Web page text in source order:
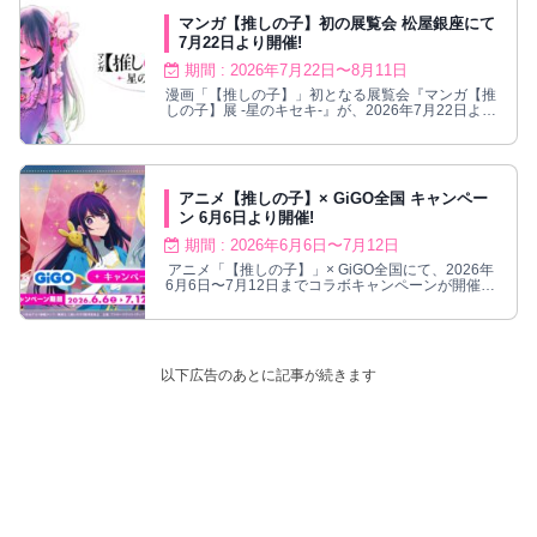
マンガ【推しの子】初の展覧会 松屋銀座にて
7月22日より開催!
期間 : 2026年7月22日〜8月11日
漫画「【推しの子】」初となる展覧会『マンガ【推
しの子】展 -星のキセキ-』が、2026年7月22日より
アニメ【推しの子】× GiGO全国 キャンペー
ン 6月6日より開催!
期間 : 2026年6月6日〜7月12日
アニメ「【推しの子】」× GiGO全国にて、2026年
6月6日〜7月12日までコラボキャンペーンが開催さ
以下広告のあとに記事が続きます